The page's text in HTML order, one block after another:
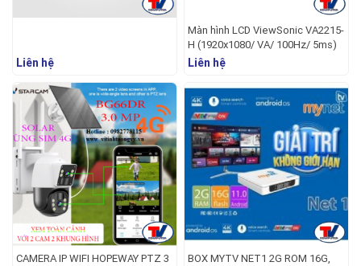
Liên hệ
Màn hình LCD ViewSonic VA2215-
H (1920x1080/ VA/ 100Hz/ 5ms)
Liên hệ
CAMERA IP WIFI HOPEWAY PTZ 3
BOX MYTV NET1 2G ROM 16G,